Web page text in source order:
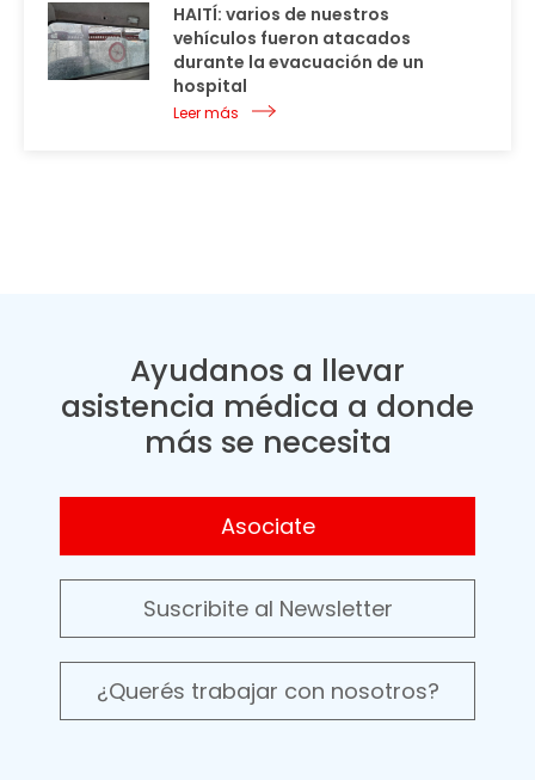
HAITÍ: varios de nuestros
vehículos fueron atacados
durante la evacuación de un
hospital
Leer más
Ayudanos a llevar
asistencia médica a donde
más se necesita
Asociate
Suscribite al Newsletter
¿Querés trabajar con nosotros?